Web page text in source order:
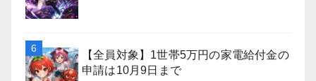
【全員対象】1世帯5万円の家電給付金の
申請は10月9日まで